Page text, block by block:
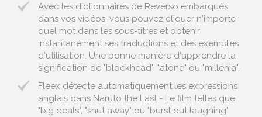
Avec les dictionnaires de Reverso embarqués
dans vos vidéos, vous pouvez cliquer n'importe
quel mot dans les sous-titres et obtenir
instantanément ses traductions et des exemples
d'utilisation. Une bonne manière d'apprendre la
signification de "blockhead", "atone" ou "millenia".
Fleex détecte automatiquement les expressions
anglais dans Naruto the Last - Le film telles que
"big deals", "shut away" ou "burst out laughing"